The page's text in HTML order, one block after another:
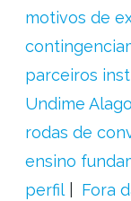
motivos de
parceiros
Undime
rodas de
ensino
perfil
Fora